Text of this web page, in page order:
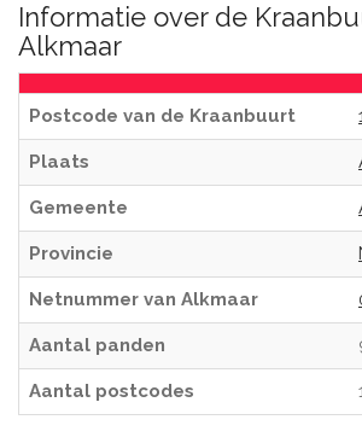
Informatie over de
Alkmaar
Postcode van de Kraanbuurt
Plaats
Gemeente
Provincie
Netnummer van Alkmaar
Aantal panden
Aantal postcodes